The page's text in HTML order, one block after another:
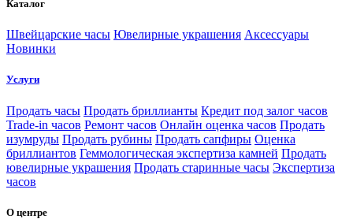
Каталог
Швейцарские часы Ювелирные украшения Аксессуары
Новинки
Услуги
Продать часы Продать бриллианты Кредит под залог часов
Trade-in часов Ремонт часов Онлайн оценка часов Продать
изумруды Продать рубины Продать сапфиры Оценка
бриллиантов Геммологическая экспертиза камней Продать
ювелирные украшения Продать старинные часы Экспертиза
часов
О центре